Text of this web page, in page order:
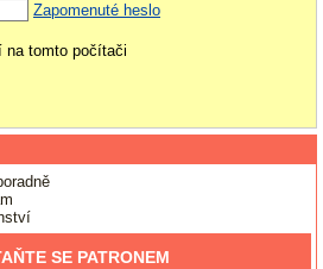
Zapomenuté heslo
na tomto počítači
SE PATRONEM